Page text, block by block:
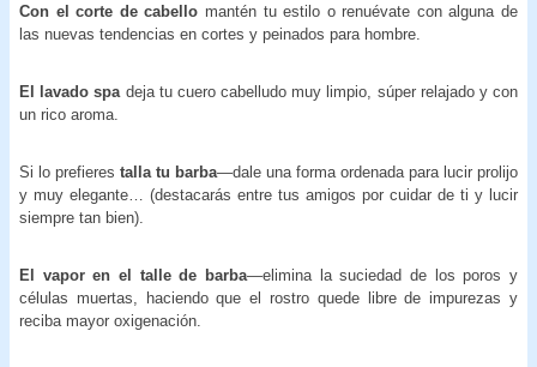
Con el corte de cabello mantén tu estilo o renuévate con alguna de
las nuevas tendencias en cortes y peinados para hombre.
El lavado spa deja tu cuero cabelludo muy limpio, súper relajado y con
un rico aroma.
Si lo prefieres talla tu barba—dale una forma ordenada para lucir prolijo
y muy elegante… (destacarás entre tus amigos por cuidar de ti y lucir
siempre tan bien).
El vapor en el talle de barba—elimina la suciedad de los poros y
células muertas, haciendo que el rostro quede libre de impurezas y
reciba mayor oxigenación.